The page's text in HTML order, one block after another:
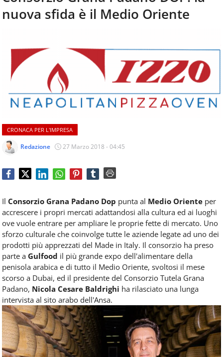
aggiornamenti
quotidiani
come
ospitalità,
ristorazione,
food
beverage,
catering
articoli
quotidiani
sul
dell'alimentazione,
dei
fuoricasa,
del
Food
Service
e
tutte
le
novità
del
comparto
Horeca.
CONTATTI
nuova sfida è il Medio Oriente
CRONACA PER L'IMPRESA
Redazione 27 Marzo 2018 - 04:45
Il Consorzio Grana Padano Dop punta al Medio Oriente per
accrescere i propri mercati adattandosi alla cultura ed ai luoghi
ove vuole entrare per ampliare le proprie fette di mercato. Uno
sforzo culturale che coinvolge tutte le aziende legate ad uno dei
prodotti più apprezzati del Made in Italy. Il consorzio ha preso
parte a Gulfood il più grande expo dell'alimentare della
penisola arabica e di tutto il Medio Oriente, svoltosi il mese
scorso a Dubai, ed il presidente del Consorzio Tutela Grana
Padano, Nicola Cesare Baldrighi ha rilasciato una lunga
intervista al sito arabo dell'Ansa.